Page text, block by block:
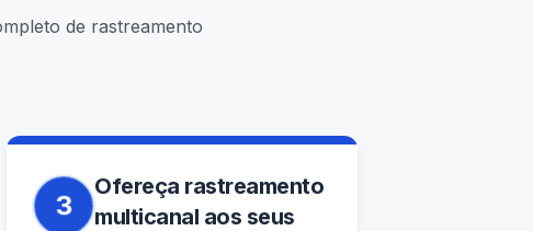
de rastreamento
3
Ofereça rastreamento
multicanal aos seus